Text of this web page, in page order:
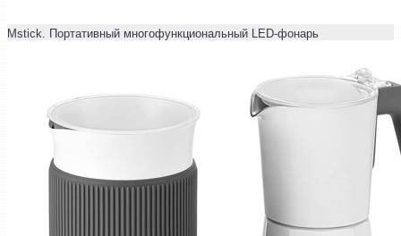
Mstick. Портативный многофункциональный LED-фонарь